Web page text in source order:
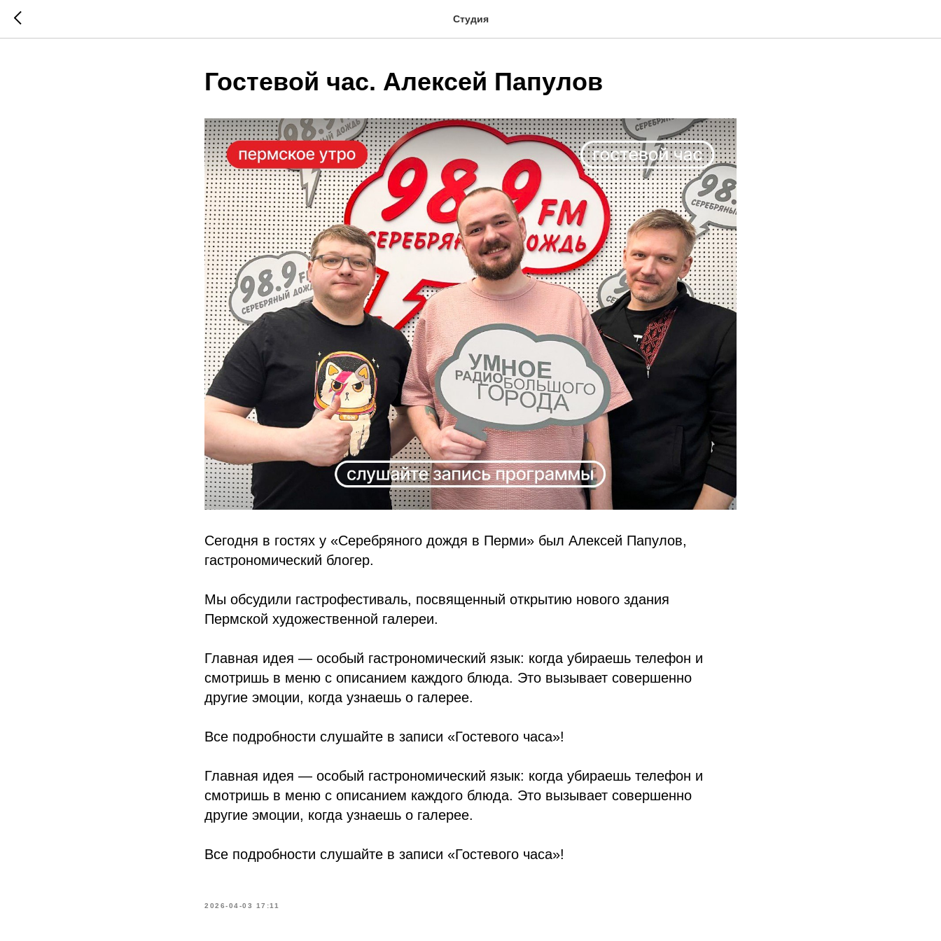
Студия
Гостевой час. Алексей Папулов
Сегодня в гостях у «Серебряного дождя в Перми» был Алексей Папулов,
гастрономический блогер.
Мы обсудили гастрофестиваль, посвященный открытию нового здания
Пермской художественной галереи.
Главная идея — особый гастрономический язык: когда убираешь телефон и
смотришь в меню с описанием каждого блюда. Это вызывает совершенно
другие эмоции, когда узнаешь о галерее.
Все подробности слушайте в записи «Гостевого часа»!
Главная идея — особый гастрономический язык: когда убираешь телефон и
смотришь в меню с описанием каждого блюда. Это вызывает совершенно
другие эмоции, когда узнаешь о галерее.
Все подробности слушайте в записи «Гостевого часа»!
2026-04-03 17:11